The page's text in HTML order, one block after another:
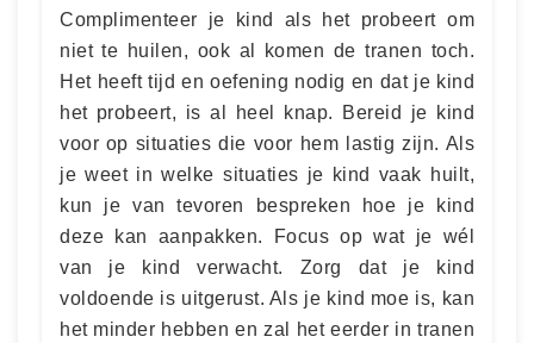
Complimenteer je kind als het probeert om
niet te huilen, ook al komen de tranen toch.
Het heeft tijd en oefening nodig en dat je kind
het probeert, is al heel knap. Bereid je kind
voor op situaties die voor hem lastig zijn. Als
je weet in welke situaties je kind vaak huilt,
kun je van tevoren bespreken hoe je kind
deze kan aanpakken. Focus op wat je wél
van je kind verwacht. Zorg dat je kind
voldoende is uitgerust. Als je kind moe is, kan
het minder hebben en zal het eerder in tranen